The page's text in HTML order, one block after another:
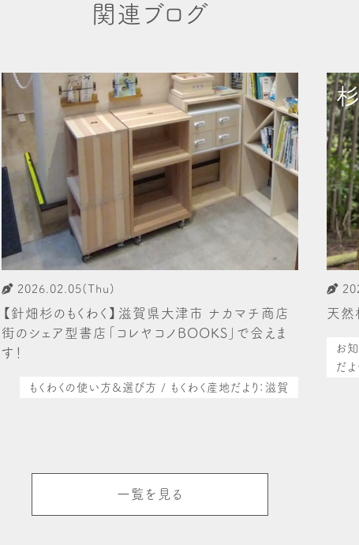
関連ブログ
2026.02.05(Thu)
【針畑杉のもくわく】滋賀県大津市 ナカマチ商店
街のシェア型書店「コレヤコノBOOKS」で会えま
す！
もくわくの使い方&選び方 / もくわく産地だより：滋賀
天然
お
だよ
一覧を見る